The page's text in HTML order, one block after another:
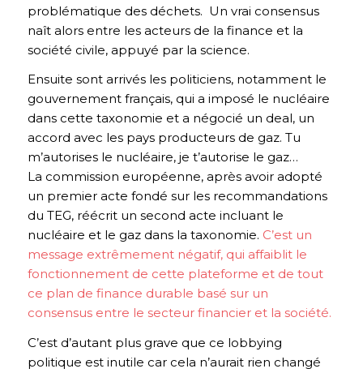
problématique des déchets. Un vrai consensus
naît alors entre les acteurs de la finance et la
société civile, appuyé par la science.
Ensuite sont arrivés les politiciens, notamment le
gouvernement français, qui a imposé le nucléaire
dans cette taxonomie et a négocié un deal, un
accord avec les pays producteurs de gaz. Tu
m’autorises le nucléaire, je t’autorise le gaz…
La commission européenne, après avoir adopté
un premier acte fondé sur les recommandations
du TEG, réécrit un second acte incluant le
nucléaire et le gaz dans la taxonomie. C’est un
message extrêmement négatif, qui affaiblit le
fonctionnement de cette plateforme et de tout
ce plan de finance durable basé sur un
consensus entre le secteur financier et la société.
C’est d’autant plus grave que ce lobbying
politique est inutile car cela n’aurait rien changé